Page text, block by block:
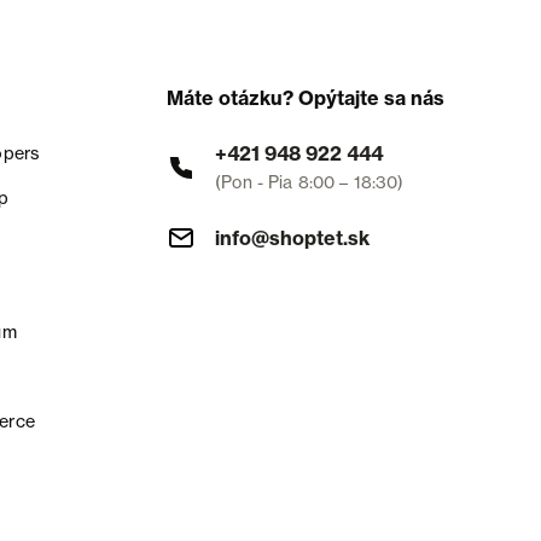
Máte otázku? Opýtajte sa nás
+421 948 922 444
(Pon - Pia 8:00 – 18:30)
info@shoptet.sk